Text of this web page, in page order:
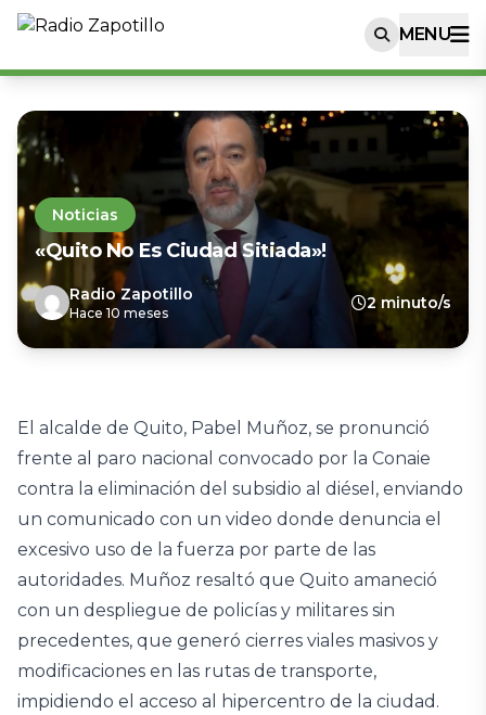
MENU
Noticias
«Quito No Es Ciudad Sitiada»!
Radio Zapotillo
Hace 10 meses
2 minuto/s
El alcalde de Quito, Pabel Muñoz, se pronunció
frente al paro nacional convocado por la Conaie
contra la eliminación del subsidio al diésel, enviando
un comunicado con un video donde denuncia el
excesivo uso de la fuerza por parte de las
autoridades. Muñoz resaltó que Quito amaneció
con un despliegue de policías y militares sin
precedentes, que generó cierres viales masivos y
modificaciones en las rutas de transporte,
impidiendo el acceso al hipercentro de la ciudad.